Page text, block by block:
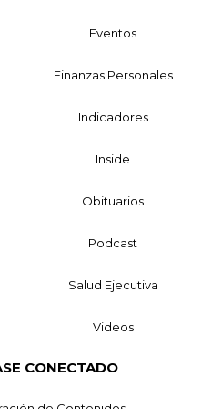
Eventos
Finanzas Personales
Indicadores
Inside
Obituarios
Podcast
Salud Ejecutiva
Videos
CONECTADO